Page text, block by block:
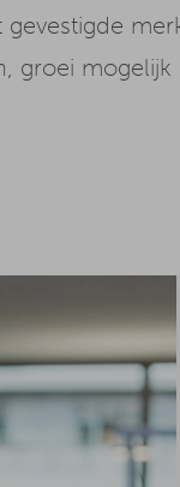
groei